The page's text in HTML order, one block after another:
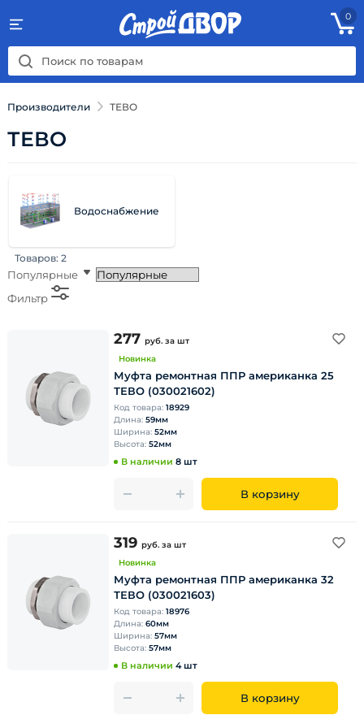
0
Производители ТЕВО
ТЕВО
Водоснабжение
Товаров: 2
Популярные
Фильтр
277 руб. за шт
Новинка
Муфта ремонтная ППР американка 25
ТЕВО (030021602)
Код товара: 18929
Длина: 59мм
Ширина: 52мм
Высота: 52мм
В наличии 8 шт
В корзину
319 руб. за шт
Новинка
Муфта ремонтная ППР американка 32
ТЕВО (030021603)
Код товара: 18976
Длина: 60мм
Ширина: 57мм
Высота: 57мм
В наличии 4 шт
В корзину